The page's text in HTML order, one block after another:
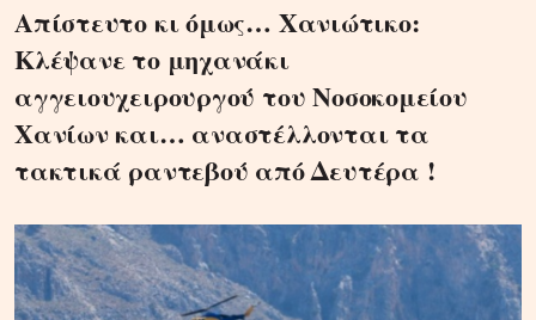
Απίστευτο κι όμως… Χανιώτικο:
Κλέψανε το μηχανάκι
αγγειουχειρουργού του Νοσοκομείου
Χανίων και… αναστέλλονται τα
τακτικά ραντεβού από Δευτέρα !